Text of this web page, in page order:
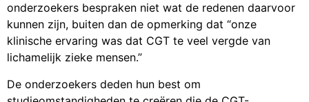
onderzoekers bespraken niet wat de redenen daarvoor
kunnen zijn, buiten dan de opmerking dat “onze
klinische ervaring was dat CGT te veel vergde van
lichamelijk zieke mensen.”
De onderzoekers deden hun best om